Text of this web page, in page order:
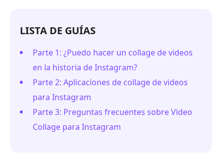
LISTA DE GUÍAS
Parte 1: ¿Puedo hacer un collage de videos
en la historia de Instagram?
Parte 2: Aplicaciones de collage de videos
para Instagram
Parte 3: Preguntas frecuentes sobre Video
Collage para Instagram